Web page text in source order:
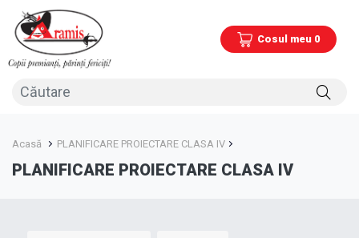
Cosul meu 0
Acasă PLANIFICARE PROIECTARE CLASA IV
PLANIFICARE PROIECTARE CLASA IV